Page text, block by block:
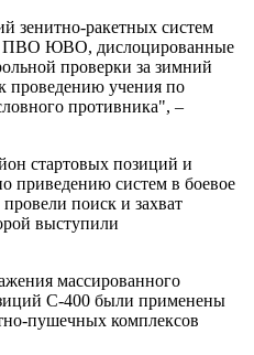
зенитно-ракетных систем
ЮВО, дислоцированные
проверки за зимний
проведению учения по
противника", –
стартовых позиций и
приведению систем в боевое
поиск и захват
выступили
массированного
С-400 были применены
пушечных комплексов